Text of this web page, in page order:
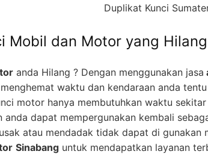
Duplikat Kunci
Mobil dan Motor yang Hilang
anda Hilang ? Dengan menggunakan jasa
waktu dan kendaraan anda
motor hanya membutuhkan waktu
anda dapat mempergunakan kembali
atau mendadak tidak dapat di
Sinabang untuk mendapatkan layanan